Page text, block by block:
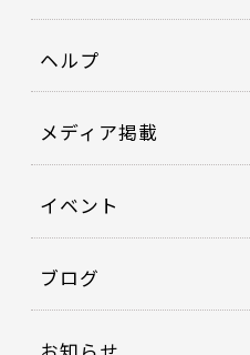
ヘルプ
メディア掲載
イベント
ブログ